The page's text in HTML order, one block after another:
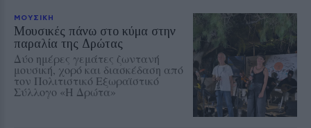
ΜΟΥΣΙΚΗ
Μουσικές πάνω στο κύμα στην
παραλία της Δρώτας
Δύο ημέρες γεμάτες ζωντανή
μουσική, χορό και διασκέδαση από
τον Πολιτιστικό Εξωραϊστικό
Σύλλογο «Η Δρώτα»